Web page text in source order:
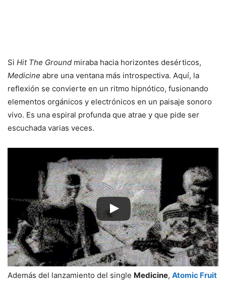
Si Hit The Ground miraba hacia horizontes desérticos,
Medicine abre una ventana más introspectiva. Aquí, la
reflexión se convierte en un ritmo hipnótico, fusionando
elementos orgánicos y electrónicos en un paisaje sonoro
vivo. Es una espiral profunda que atrae y que pide ser
escuchada varias veces.
Además del lanzamiento del single Medicine, Atomic Fruit